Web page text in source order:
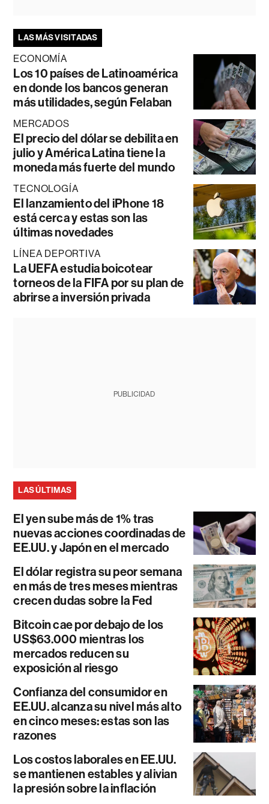
LAS MÁS VISITADAS
ECONOMÍA
Los 10 países de Latinoamérica
en donde los bancos generan
más utilidades, según Felaban
MERCADOS
El precio del dólar se debilita en
julio y América Latina tiene la
moneda más fuerte del mundo
TECNOLOGÍA
El lanzamiento del iPhone 18
está cerca y estas son las
últimas novedades
LÍNEA DEPORTIVA
La UEFA estudia boicotear
torneos de la FIFA por su plan de
abrirse a inversión privada
PUBLICIDAD
LAS ÚLTIMAS
El yen sube más de 1% tras
nuevas acciones coordinadas de
EE.UU. y Japón en el mercado
El dólar registra su peor semana
en más de tres meses mientras
crecen dudas sobre la Fed
Bitcoin cae por debajo de los
US$63.000 mientras los
mercados reducen su
exposición al riesgo
Confianza del consumidor en
EE.UU. alcanza su nivel más alto
en cinco meses: estas son las
razones
Los costos laborales en EE.UU.
se mantienen estables y alivian
la presión sobre la inflación